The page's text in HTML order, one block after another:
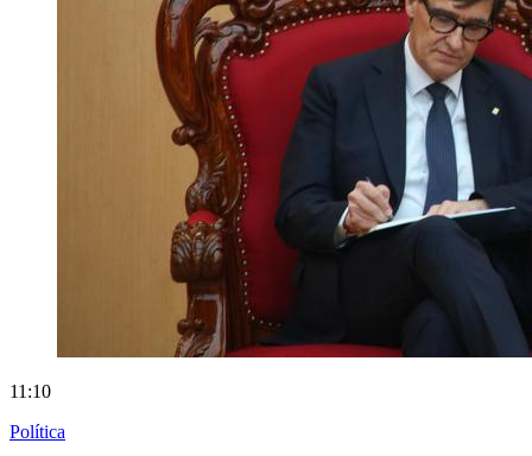
11:10
Política